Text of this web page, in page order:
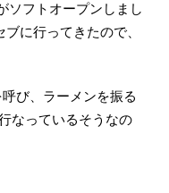
ソフトオープンしまし
に行ってきたので、
び、ラーメンを振る
なっているそうなの